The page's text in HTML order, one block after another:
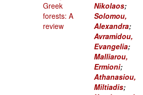
Greek
forests: A
review
Nikolaos;
Solomou,
Alexandra;
Avramidou,
Evangelia;
Malliarou,
Ermioni;
Athanasiou,
Miltiadis;